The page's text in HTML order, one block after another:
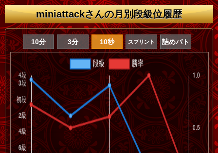
miniattackさんの月別段級位履歴
10分 3分 10秒 スプリント 詰めバト